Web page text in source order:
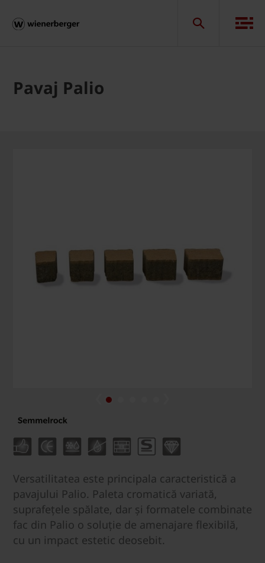
Pavaj Palio
Versatilitatea este principala caracteristică a
pavajului Palio. Paleta cromatică variată,
suprafețele spălate, dar și formatele combinate
fac din Palio o soluție de amenajare flexibilă,
cu un impact estetic deosebit.